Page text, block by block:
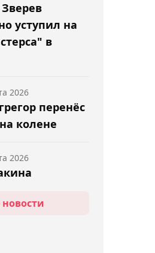
уступил на
в
перенёс
колене
2026
Касаткиной в
2026
новости